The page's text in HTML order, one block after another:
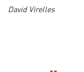
David Virelles